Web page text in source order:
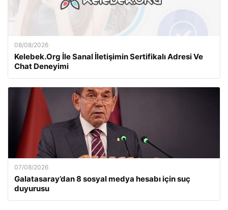
08/08/2026
Kelebek.Org İle Sanal İletişimin Sertifikalı Adresi Ve
Chat Deneyimi
07/08/2026
Galatasaray’dan 8 sosyal medya hesabı için suç
duyurusu